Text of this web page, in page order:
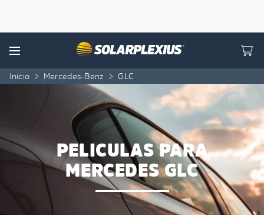
Menu
Início > Mercedes-Benz > GLC
PELICULAS PARA
MERCEDES GLC